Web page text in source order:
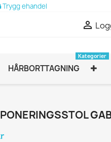
Trygg ehandel

HÅRBORTTAGNING
Kategorier